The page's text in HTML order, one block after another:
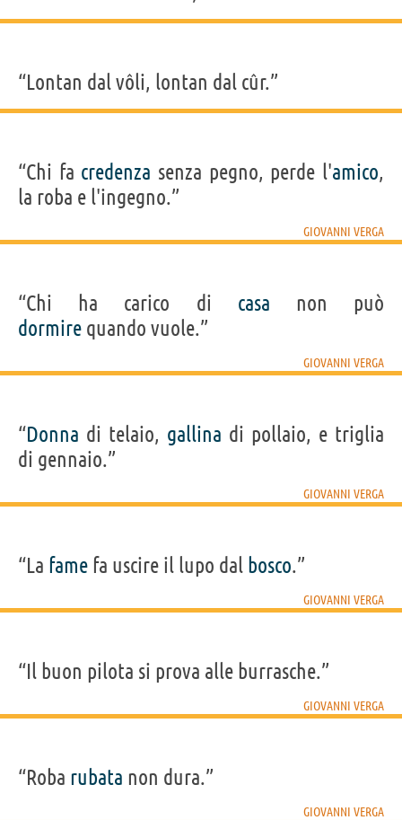
“Lontan dal vôli, lontan dal cûr.”
“Chi fa credenza senza pegno, perde l'amico,
la roba e l'ingegno.”
GIOVANNI VERGA
“Chi ha carico di casa non può
dormire quando vuole.”
GIOVANNI VERGA
“Donna di telaio, gallina di pollaio, e triglia
di gennaio.”
GIOVANNI VERGA
“La fame fa uscire il lupo dal bosco.”
GIOVANNI VERGA
“Il buon pilota si prova alle burrasche.”
GIOVANNI VERGA
“Roba rubata non dura.”
GIOVANNI VERGA